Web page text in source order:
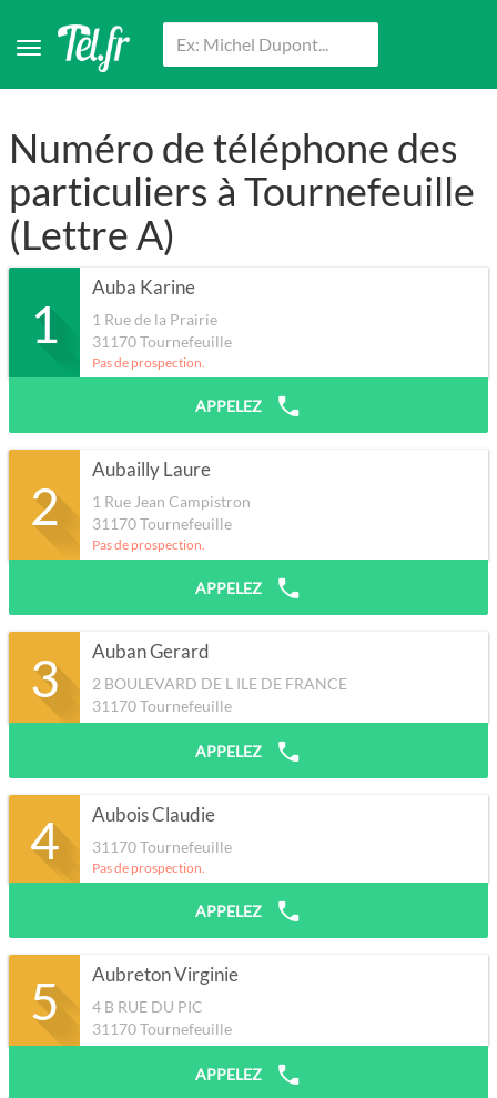
Numéro de téléphone des
particuliers à Tournefeuille
(Lettre A)
1
Auba Karine
1 Rue de la Prairie
31170Tournefeuille
Pas de prospection.
APPELEZ
2
Aubailly Laure
1 Rue Jean Campistron
31170Tournefeuille
Pas de prospection.
APPELEZ
3 Auban Gerard
2 BOULEVARD DE L ILE DE FRANCE
31170Tournefeuille
APPELEZ
4 Aubois Claudie
31170Tournefeuille
Pas de prospection.
APPELEZ
5 Aubreton Virginie
4 B RUE DU PIC
31170Tournefeuille
APPELEZ